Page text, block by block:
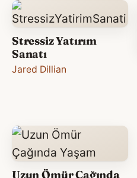
Stressiz Yatırım
Sanatı
Jared Dillian
Uzun Ömür Çağında